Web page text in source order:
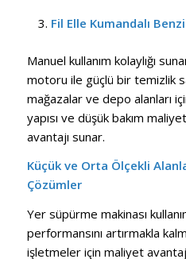
Fil Elle Kumandalı
Manuel kullanım kolaylığı
motoru ile güçlü bir temizlik
mağazalar ve depo alanları
yapısı ve düşük bakım
avantajı sunar.
Küçük ve Orta Ölçekli
Çözümler
Yer süpürme makinası
performansını artırmakla
işletmeler için maliyet